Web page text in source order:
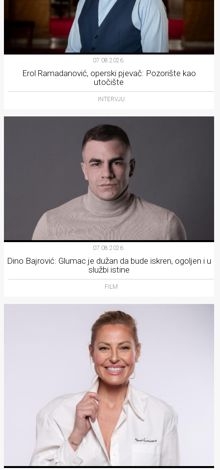
07.08.2026.
Erol Ramadanović, operski pjevač: Pozorište kao
utočište
INTERVJU
07.08.2026.
Dino Bajrović: Glumac je dužan da bude iskren, ogoljen i u
službi istine
FILM